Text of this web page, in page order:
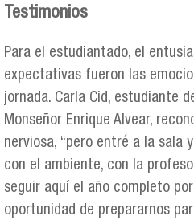
Testimonios
Para el estudiantado, el
expectativas fueron las
jornada. Carla Cid, estudiante
Monseñor Enrique Alvear,
nerviosa, “pero entré a la sala
con el ambiente, con la
seguir aquí el año completo
oportunidad de prepararnos